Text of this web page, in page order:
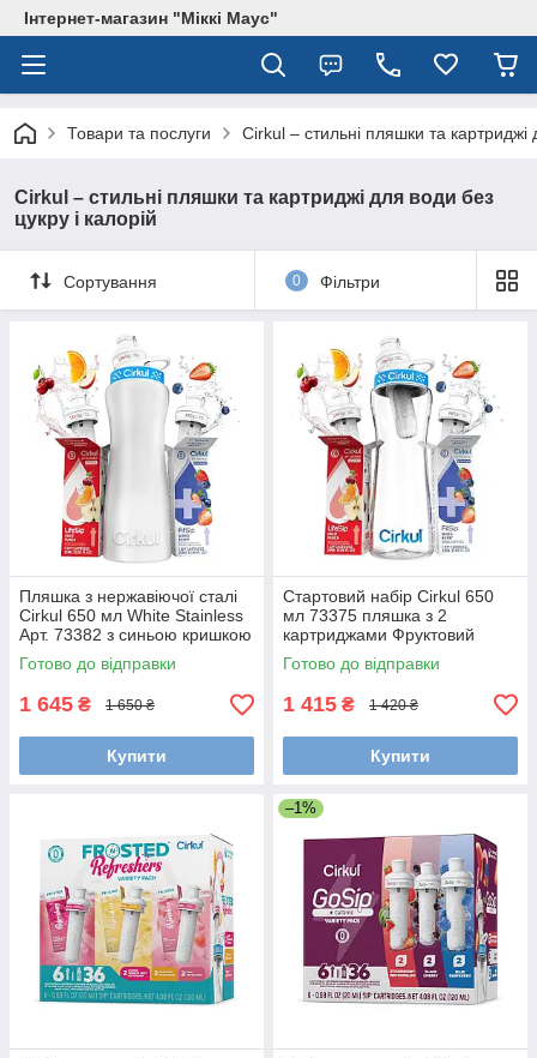
Інтернет-магазин "Міккі Маус"
Товари та послуги Cirkul – стильні пляшки та картриджі
Cirkul – стильні пляшки та картриджі для води без
цукру і калорій
Сортування 0 Фільтри
Пляшка з нержавіючої сталі
Cirkul 650 мл White Stainless
Арт. 73382 з синьою кришкою
+ 2 картриджі Фруктовий
пунш та Ягідний мікс
Готово до відправки
1 645 ₴ 1 650 ₴
Купити
Стартовий набір Cirkul 650
мл 73375 пляшка з 2
картриджами Фруктовий
пунш та Ягідний мікс , Міккі
Маус
Готово до відправки
1 415 ₴ 1 420 ₴
Купити
–1%